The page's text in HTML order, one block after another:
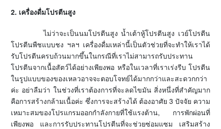
2. เครื่องดื่มโปรตีนสูง
ไม่ว่าจะเป็นนมโปรตีนสูง น้ำเต้าหู้โปรตีนสูง เวย์โปรตีน
โปรตีนพืชแบบชง ฯลฯ เครื่องดื่มเหล่านี้เป็นตัวช่วยที่จะทำให้เราได้
รับโปรตีนครบถ้วนมากขึ้นในกรณีที่เราไม่สามารถรับประทาน
โปรตีนจากเนื้อสัตว์ได้อย่างเพียงพอ หรือในเวลาที่เราเร่งรีบ โปรตีน
ในรูปแบบของของเหลวอาจจะตอบโจทย์ได้มากกว่าและสะดวกกว่า
ค่ะ อย่าลืมว่า ในช่วงที่เราต้องการที่จะลดไขมัน สิ่งหนึ่งที่สำคัญมาก
คือการสร้างกล้ามเนื้อค่ะ ซึ่งการจะสร้างได้ ต้องอาศัย 3 ปัจจัย ความ
เหมาะสมของโปรแกรมออกกำลังกายที่ใช้แรงต้าน, การพักผ่อนที่
เพียงพอ และการรับประทานโปรตีนที่จะช่วยซ่อมแซม เสริมสร้าง